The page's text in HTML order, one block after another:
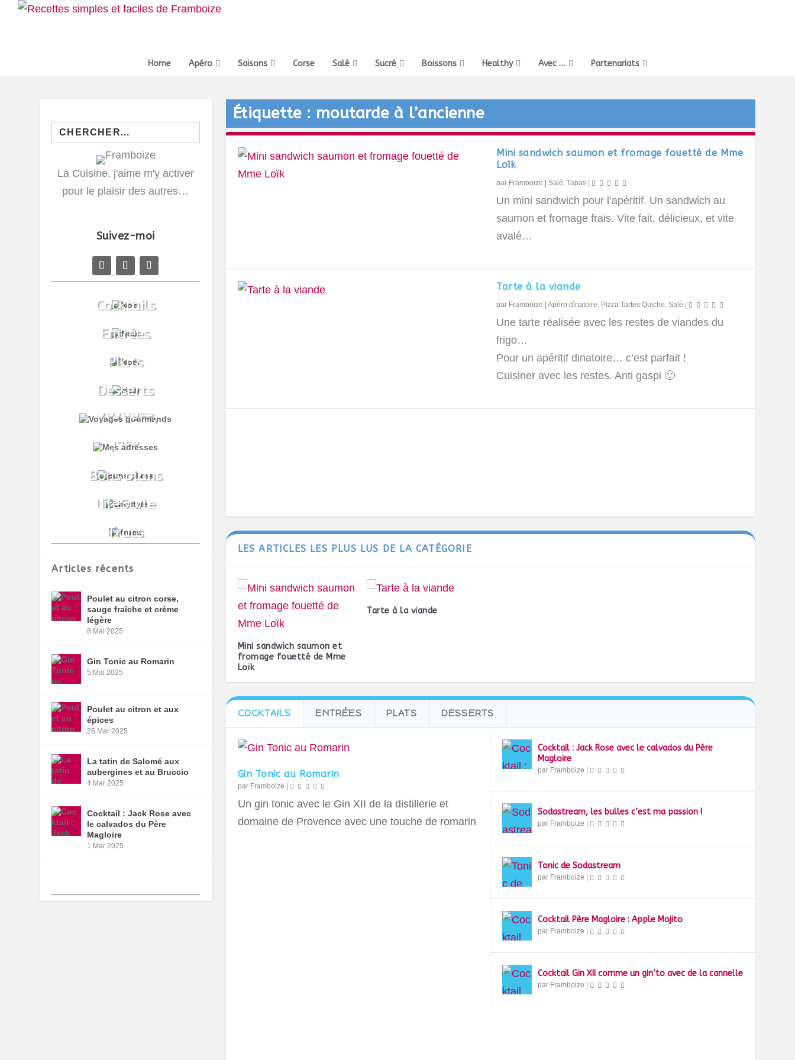
Home Apéro Saisons Corse Salé Sucré Boissons Healthy Avec … Partenariats
Étiquette : moutarde à l’ancienne
Mini sandwich saumon et fromage fouetté de Mme
Loïk
par Framboize |Salé,Tapas
Un mini sandwich pour l’apéritif. Un sandwich au
saumon et fromage frais. Vite fait, délicieux, et vite
avalé…
Tarte à la viande
par Framboize |Apéro dînatoire, Pizza Tartes Quiche,Salé
Une tarte réalisée avec les restes de viandes du
frigo…
Pour un apéritif dinatoire… c’est parfait !
Cuisiner avec les restes. Anti gaspi 🙂
LES ARTICLES LES PLUS LUS DE LA CATÉGORIE
Mini sandwich saumon et
fromage fouetté de Mme
Loïk
Tarte à la viande
COCKTAILS ENTRÉES PLATS DESSERTS
Gin Tonic au Romarin
par Framboize
Un gin tonic avec le Gin XII de la distillerie et
domaine de Provence avec une touche de romarin
Cocktail : Jack Rose avec le calvados du Père
Magloire
par Framboize
Sodastream, les bulles c’est ma passion !
par Framboize
Tonic de Sodastream
par Framboize
Cocktail Père Magloire : Apple Mojito
par Framboize
Cocktail Gin XII comme un gin’to avec de la cannelle
par Framboize
Search
for:
La Cuisine, j'aime m'y activer
pour le plaisir des autres…
Suivez-moi
Articles récents
Poulet au citron corse,
sauge fraîche et crème
légère
8 Mai 2025
Gin Tonic au Romarin
5 Mai 2025
Poulet au citron et aux
épices
26 Mar 2025
La tatin de Salomé aux
aubergines et au Bruccio
4 Mar 2025
Cocktail : Jack Rose avec
le calvados du Père
Magloire
1 Mar 2025